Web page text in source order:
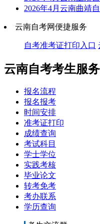
2026年4月云南曲靖
云南自考网便捷服务
自考准考证打印入口
云南自考考生服务
报名流程
报名报考
时间安排
准考证打印
成绩查询
考试科目
学士学位
实践考核
毕业论文
转考免考
考办联系
学历查询